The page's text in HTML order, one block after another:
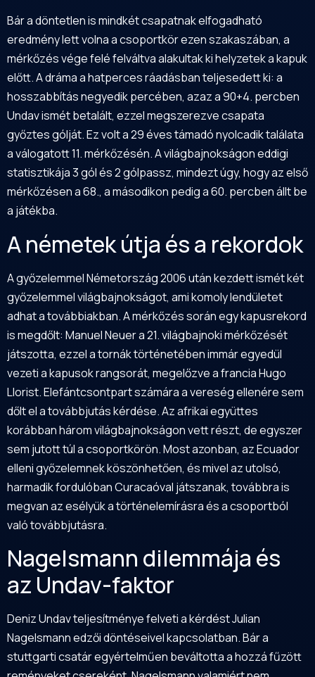
Bár a döntetlen is mindkét csapatnak elfogadható
eredmény lett volna a csoportkör ezen szakaszában, a
mérkőzés vége felé felváltva alakultak ki helyzetek a kapuk
előtt. A dráma a hatperces ráadásban teljesedett ki: a
hosszabbítás negyedik percében, azaz a 90+4. percben
Undav ismét betalált, ezzel megszerezve csapata
győztes gólját. Ez volt a 29 éves támadó nyolcadik találata
a válogatott 11. mérkőzésén. A világbajnokságon eddigi
statisztikája 3 gól és 2 gólpassz, mindezt úgy, hogy az első
mérkőzésen a 68., a másodikon pedig a 60. percben állt be
a játékba.
A németek útja és a rekordok
A győzelemmel Németország 2006 után kezdett ismét két
győzelemmel világbajnokságot, ami komoly lendületet
adhat a továbbiakban. A mérkőzés során egy kapusrekord
is megdőlt: Manuel Neuer a 21. világbajnoki mérkőzését
játszotta, ezzel a tornák történetében immár egyedül
vezeti a kapusok rangsorát, megelőzve a francia Hugo
Llorist. Elefántcsontpart számára a vereség ellenére sem
dőlt el a továbbjutás kérdése. Az afrikai együttes
korábban három világbajnokságon vett részt, de egyszer
sem jutott túl a csoportkörön. Most azonban, az Ecuador
elleni győzelemnek köszönhetően, és mivel az utolsó,
harmadik fordulóban Curacaóval játszanak, továbbra is
megvan az esélyük a történelemírásra és a csoportból
való továbbjutásra.
Nagelsmann dilemmája és
az Undav-faktor
Deniz Undav teljesítménye felveti a kérdést Julian
Nagelsmann edzői döntéseivel kapcsolatban. Bár a
stuttgarti csatár egyértelműen beváltotta a hozzá fűzött